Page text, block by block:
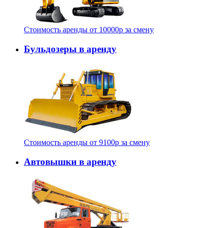
Стоимость аренды от 10000p за смену
Бульдозеры в аренду
Стоимость аренды от 9100p за смену
Автовышки в аренду